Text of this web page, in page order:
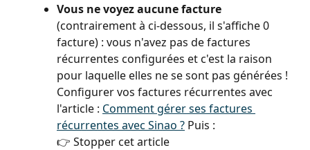
Vous ne voyez aucune facture
(contrairement à ci-dessous, il s'affiche 0
facture) : vous n'avez pas de factures
récurrentes configurées et c'est la raison
pour laquelle elles ne se sont pas générées !
Configurer vos factures récurrentes avec
l'article : Comment gérer ses factures
récurrentes avec Sinao ? Puis :
👉 Stopper cet article